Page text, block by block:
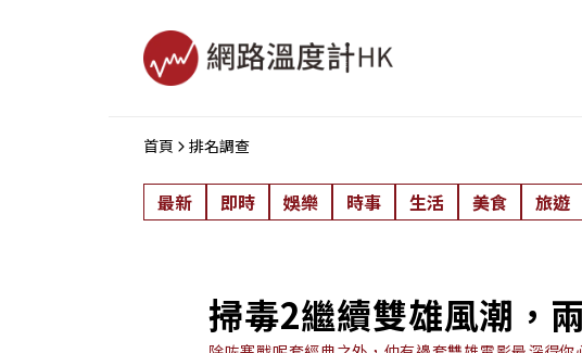
首頁 排名調查
最新 即時 娛樂 時事 生活 美食 旅遊
掃毒2繼續雙雄風潮，